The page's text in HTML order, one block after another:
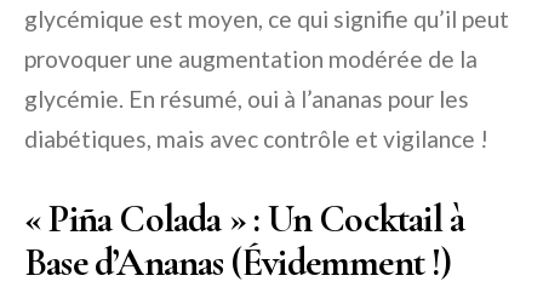
glycémique est moyen, ce qui signifie qu’il peut
provoquer une augmentation modérée de la
glycémie. En résumé, oui à l’ananas pour les
diabétiques, mais avec contrôle et vigilance !
« Piña Colada » : Un Cocktail à
Base d’Ananas (Évidemment !)